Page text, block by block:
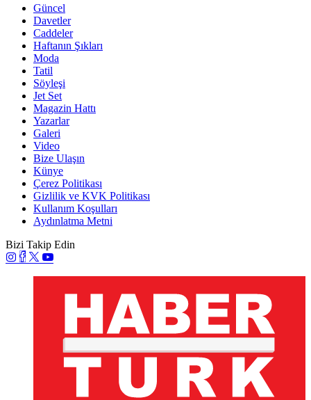
Güncel
Davetler
Caddeler
Haftanın Şıkları
Moda
Tatil
Söyleşi
Jet Set
Magazin Hattı
Yazarlar
Galeri
Video
Bize Ulaşın
Künye
Çerez Politikası
Gizlilik ve KVK Politikası
Kullanım Koşulları
Aydınlatma Metni
Bizi Takip Edin